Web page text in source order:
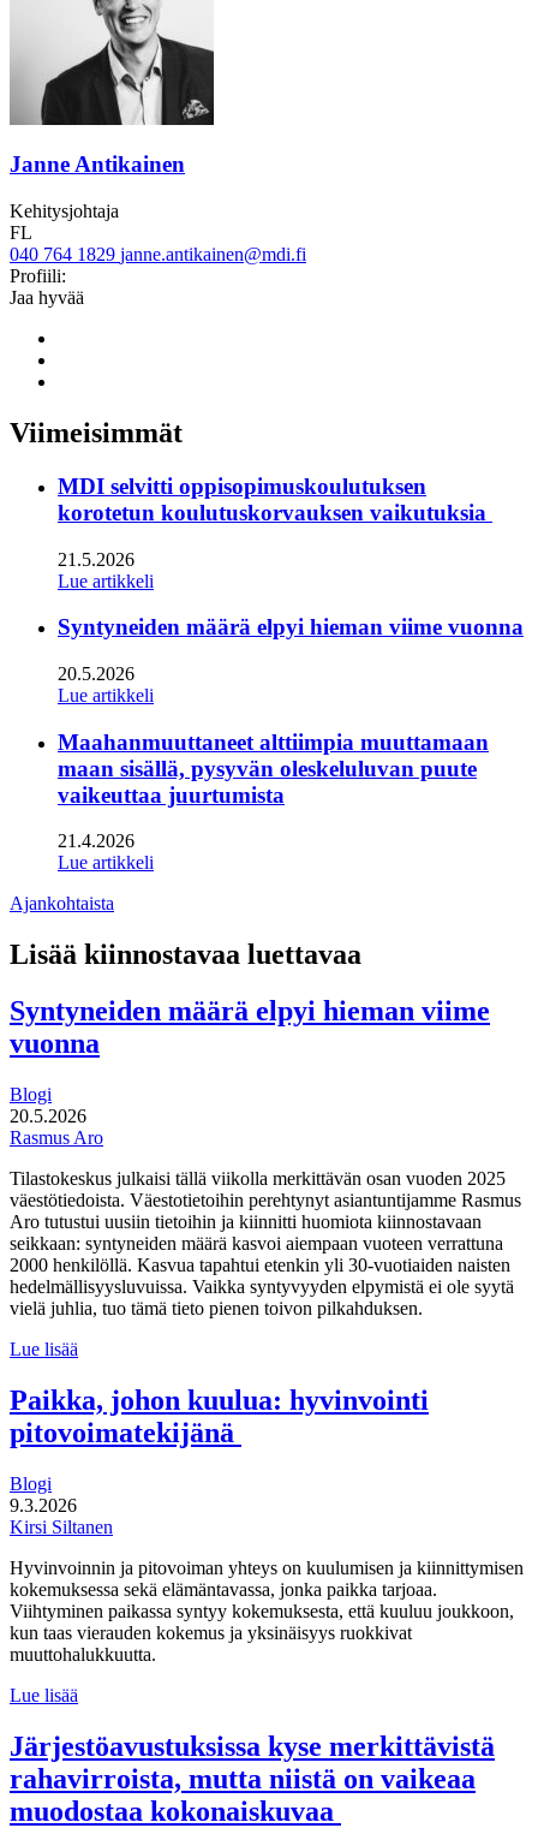
Janne Antikainen
Kehitysjohtaja
FL
040 764 1829 janne.antikainen@mdi.fi
Profiili:
Jaa hyvää
twitter
Viimeisimmät
MDI selvitti oppisopimuskoulutuksen
korotetun koulutuskorvauksen vaikutuksia
21.5.2026
Lue artikkeli
Syntyneiden määrä elpyi hieman viime vuonna
20.5.2026
Lue artikkeli
Maahanmuuttaneet alttiimpia muuttamaan
maan sisällä, pysyvän oleskeluluvan puute
vaikeuttaa juurtumista
21.4.2026
Lue artikkeli
Ajankohtaista
Lisää kiinnostavaa luettavaa
Syntyneiden määrä elpyi hieman viime
vuonna
Blogi
20.5.2026
Rasmus Aro
Tilastokeskus julkaisi tällä viikolla merkittävän osan vuoden 2025
väestötiedoista. Väestotietoihin perehtynyt asiantuntijamme Rasmus
Aro tutustui uusiin tietoihin ja kiinnitti huomiota kiinnostavaan
seikkaan: syntyneiden määrä kasvoi aiempaan vuoteen verrattuna
2000 henkilöllä. Kasvua tapahtui etenkin yli 30-vuotiaiden naisten
hedelmällisyysluvuissa. Vaikka syntyvyyden elpymistä ei ole syytä
vielä juhlia, tuo tämä tieto pienen toivon pilkahduksen.
Lue lisää
hieman
viime
Paikka, johon kuulua: hyvinvointi
pitovoimatekijänä
Blogi
9.3.2026
Kirsi Siltanen
Hyvinvoinnin ja pitovoiman yhteys on kuulumisen ja kiinnittymisen
kokemuksessa sekä elämäntavassa, jonka paikka tarjoaa.
Viihtyminen paikassa syntyy kokemuksesta, että kuuluu joukkoon,
kun taas vierauden kokemus ja yksinäisyys ruokkivat
muuttohalukkuutta.
Lue lisää
kuulua:
hyvinvointi
pitovoimatekijänä
Järjestöavustuksissa kyse merkittävistä
rahavirroista, mutta niistä on vaikeaa
muodostaa kokonaiskuvaa